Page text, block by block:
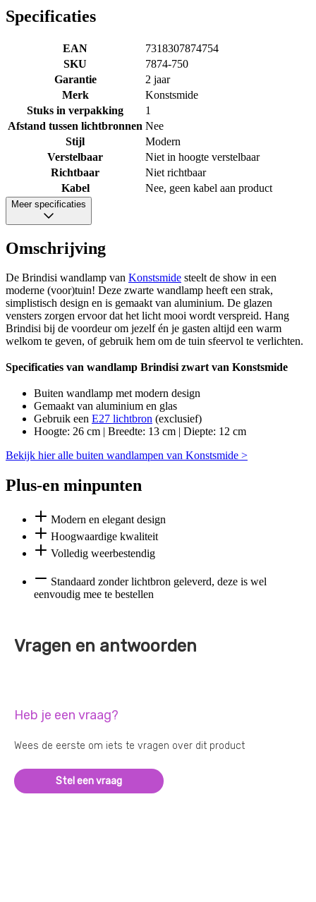
Specificaties
EAN
7318307874754
SKU
7874-750
Garantie
2 jaar
Merk
Konstsmide
Stuks in verpakking
1
Afstand tussen lichtbronnen Nee
Stijl
Modern
Verstelbaar
Niet in hoogte verstelbaar
Richtbaar
Niet richtbaar
Kabel
Nee, geen kabel aan product
Meer specificaties
Omschrijving
De Brindisi wandlamp van Konstsmide steelt de show in een
moderne (voor)tuin! Deze zwarte wandlamp heeft een strak,
simplistisch design en is gemaakt van aluminium. De glazen
vensters zorgen ervoor dat het licht mooi wordt verspreid. Hang
Brindisi bij de voordeur om jezelf én je gasten altijd een warm
welkom te geven, of gebruik hem om de tuin sfeervol te verlichten.
Specificaties van wandlamp Brindisi zwart van Konstsmide
Buiten wandlamp met modern design
Gemaakt van aluminium en glas
Gebruik een E27 lichtbron (exclusief)
Hoogte: 26 cm | Breedte: 13 cm | Diepte: 12 cm
Bekijk hier alle buiten wandlampen van Konstsmide >
Plus-en minpunten
Modern en elegant design
Hoogwaardige kwaliteit
Volledig weerbestendig
Standaard zonder lichtbron geleverd, deze is wel
eenvoudig mee te bestellen
Vragen en antwoorden
Heb je een vraag?
Wees de eerste om iets te vragen over dit product
Stel een vraag